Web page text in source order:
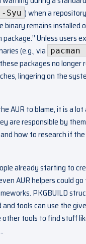
-Syu ) when a
binary remains installed
package.” Unless users
(e.g., via pacman
packages no longer
lingering on the
AUR to blame, it is a
are responsible by
how to research if the
already starting to
AUR helpers could
PKGBUILD
tools can use the
other tools to find stuff